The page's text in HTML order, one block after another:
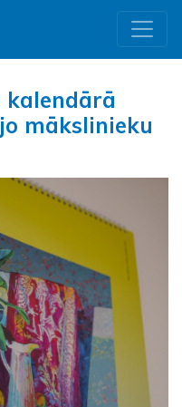
kalendārā
mākslinieku